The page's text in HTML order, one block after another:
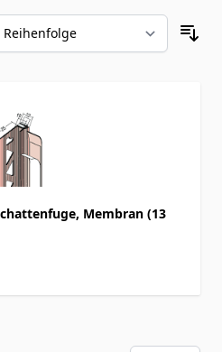
Membran (13